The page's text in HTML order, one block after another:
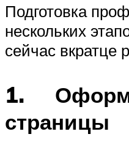
Подготовка
нескольких
сейчас вкратце
1.
страницы